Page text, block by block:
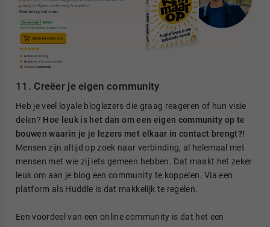
11. Creëer je eigen community
Heb je veel loyale bloglezers die graag reageren of hun visie
delen? Hoe leuk is het dan om een eigen community op te
bouwen waarin je je lezers met elkaar in contact brengt?!
Mensen zijn altijd op zoek naar verbinding, al helemaal met
mensen met wie zij iets gemeen hebben. Dat maakt het zeker
leuk om aan je blog een community te koppelen. Via een
platform als Huddle is dat makkelijk te regelen.
Een voordeel van een online community is dat het een